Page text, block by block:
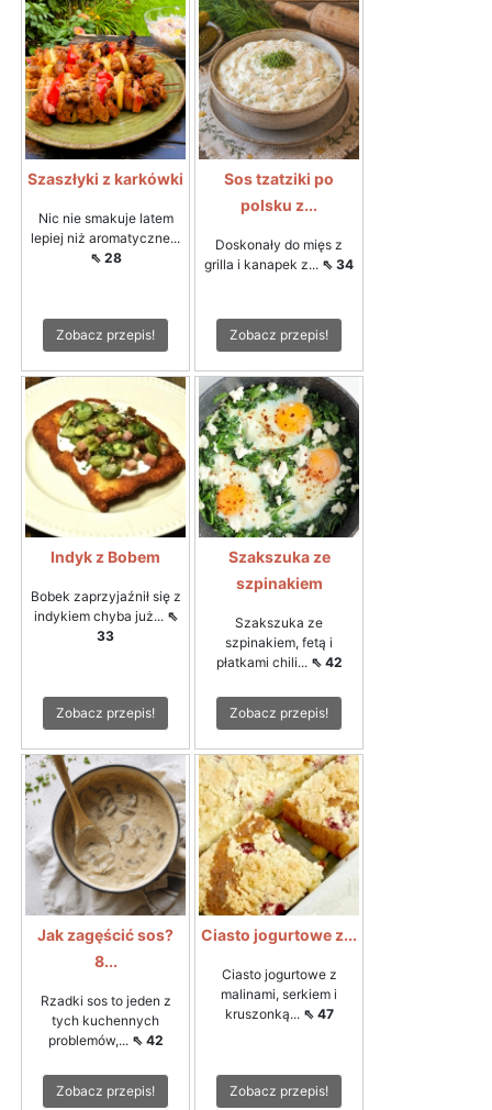
Szaszłyki z karkówki
Nic nie smakuje latem
lepiej niż aromatyczne...
⇖ 28
Zobacz przepis!
Sos tzatziki po
polsku z...
Doskonały do mięs z
grilla i kanapek z... ⇖ 34
Zobacz przepis!
Indyk z Bobem
Bobek zaprzyjaźnił się z
indykiem chyba już... ⇖
33
Zobacz przepis!
Szakszuka ze
szpinakiem
Szakszuka ze
szpinakiem, fetą i
płatkami chili... ⇖ 42
Zobacz przepis!
Jak zagęścić sos?
8...
Rzadki sos to jeden z
tych kuchennych
problemów,... ⇖ 42
Zobacz przepis!
Ciasto jogurtowe z...
Ciasto jogurtowe z
malinami, serkiem i
kruszonką... ⇖ 47
Zobacz przepis!